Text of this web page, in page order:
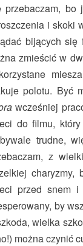
przebaczam, bo
i skoki
bijących się
zmieścić w
polotu. Być
wcześniej
do filmu,
trudne,
z
charyzmy,
przed snem i
by
wielka
można czynić